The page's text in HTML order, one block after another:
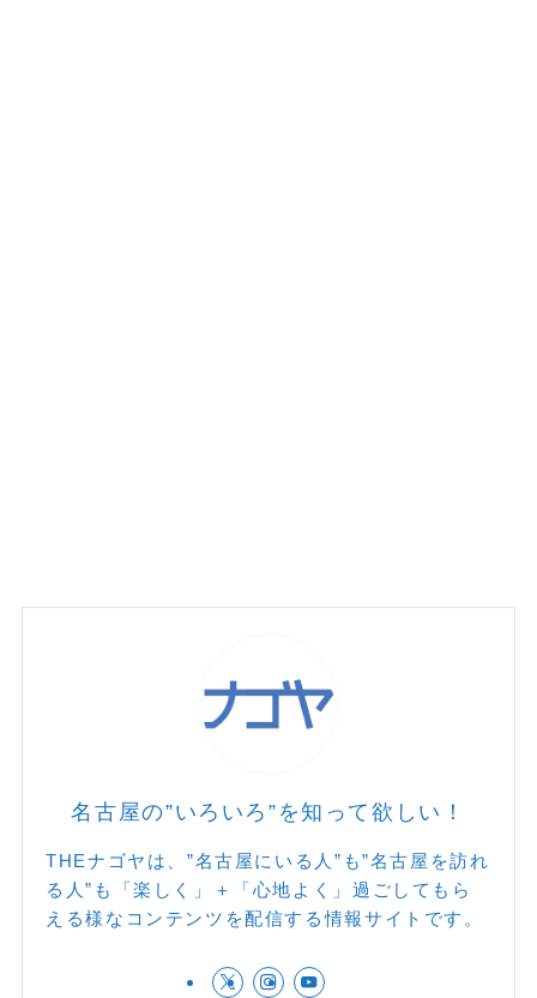
名古屋の”いろいろ”を知って欲しい！
THEナゴヤは、”名古屋にいる人”も”名古屋を訪れ
る人”も「楽しく」＋「心地よく」過ごしてもら
える様なコンテンツを配信する情報サイトです。